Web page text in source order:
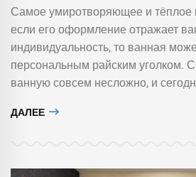
Самое умиротворяющее и тёплое
если его оформление отражает
индивидуальность, то ванная
персональным райским уголком.
ванную совсем несложно, и
ДАЛЕЕ